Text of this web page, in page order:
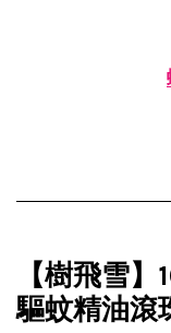
【樹飛雪
驅蚊精油滾